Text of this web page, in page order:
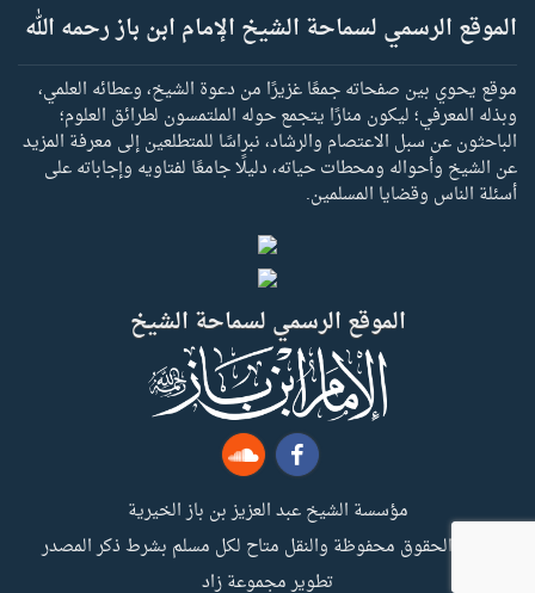
الموقع الرسمي لسماحة الشيخ الإمام ابن باز رحمه الله
موقع يحوي بين صفحاته جمعًا غزيرًا من دعوة الشيخ، وعطائه العلمي،
وبذله المعرفي؛ ليكون منارًا يتجمع حوله الملتمسون لطرائق العلوم؛
الباحثون عن سبل الاعتصام والرشاد، نبراسًا للمتطلعين إلى معرفة المزيد
عن الشيخ وأحواله ومحطات حياته، دليلًا جامعًا لفتاويه وإجاباته على
أسئلة الناس وقضايا المسلمين.
الموقع الرسمي لسماحة الشيخ
مؤسسة الشيخ عبد العزيز بن باز الخيرية
جميع الحقوق محفوظة والنقل متاح لكل مسلم بشرط ذكر المصدر
تطوير مجموعة زاد